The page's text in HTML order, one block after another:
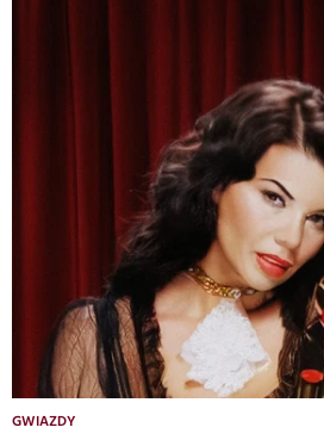
GWIAZDY